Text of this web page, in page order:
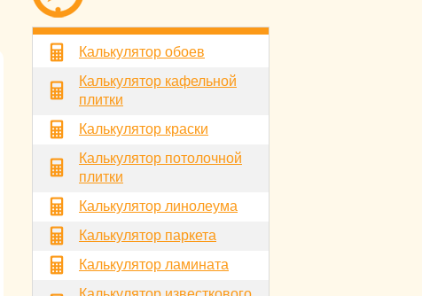
Калькулятор обоев
Калькулятор кафельной
плитки
Калькулятор краски
Калькулятор потолочной
плитки
Калькулятор линолеума
Калькулятор паркета
Калькулятор ламината